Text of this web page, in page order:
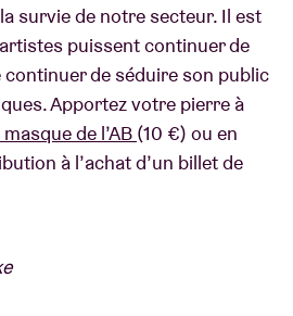
survie de notre secteur. Il est
puissent continuer de
continuer de séduire son public
Apportez votre pierre à
de l’AB (10 €) ou en
à l’achat d’un billet de